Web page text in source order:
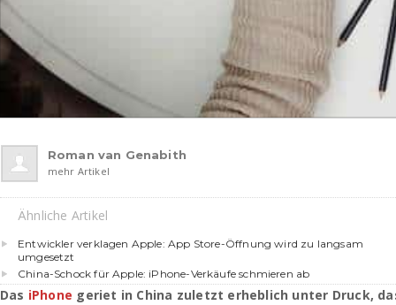
Roman van Genabith
mehr Artikel
Ähnliche Artikel
Entwickler verklagen Apple: App Store-Öffnung wird zu langsam
umgesetzt
China-Schock für Apple: iPhone-Verkäufe schmieren ab
Das iPhone geriet in China zuletzt erheblich unter Druck,